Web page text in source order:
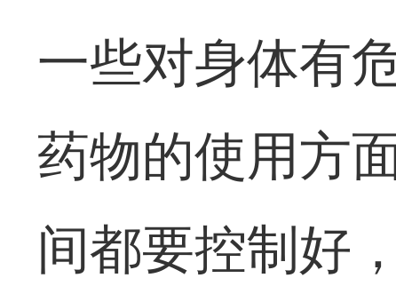
一些对身体有
药物的使用方
间都要控制好